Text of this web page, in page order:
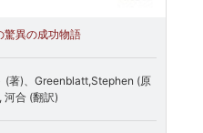
驚異の成功物語
(著)、Greenblatt,Stephen (原
河合 (翻訳)